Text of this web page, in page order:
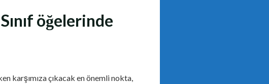
öğelerinde
karşımıza çıkacak en önemli nokta,